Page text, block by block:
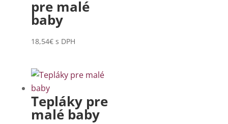
pre malé
baby
18,54€ s DPH
Tepláky pre
malé baby